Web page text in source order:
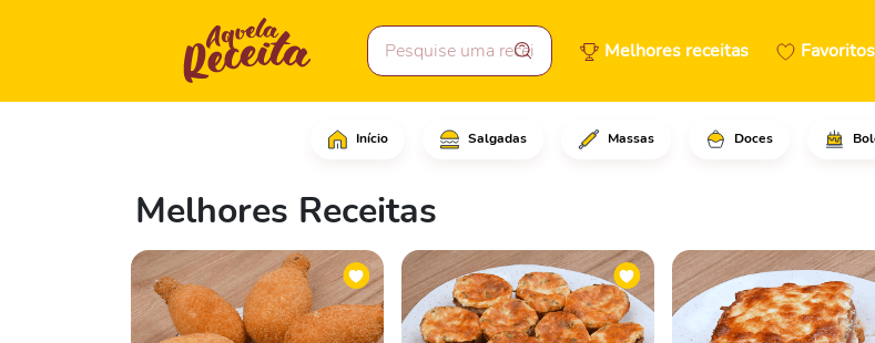
Melhores receitas Favoritos
Início Salgadas Massas Doces
Melhores Receitas